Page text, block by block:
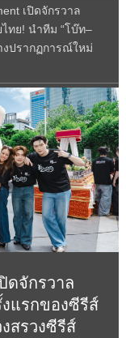
เปิดจักรวาล
ทย! นำทีม “โบ๊ท–
งปรากฏการณ์ใหม่
ดจักรวาล
งแรกของซีรีส์
สรวงซีรีส์